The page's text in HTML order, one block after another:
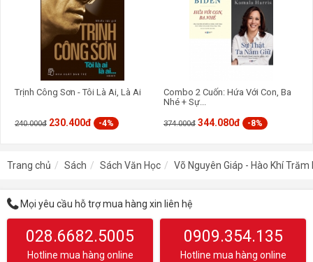
Trịnh Công Sơn - Tôi Là Ai, Là Ai
240.000đ 230.400đ -4%
Combo 2 Cuốn: Hứa Với Con, Ba
Nhé + Sự...
374.000đ 344.080đ -8%
Trang chủ Sách Sách Văn Học Võ Nguyên Giáp - Hào Khí Trăm
Mọi yêu cầu hỗ trợ mua hàng xin liên hệ
028.6682.5005
Hotline mua hàng online
0909.354.135
Hotline mua hàng online